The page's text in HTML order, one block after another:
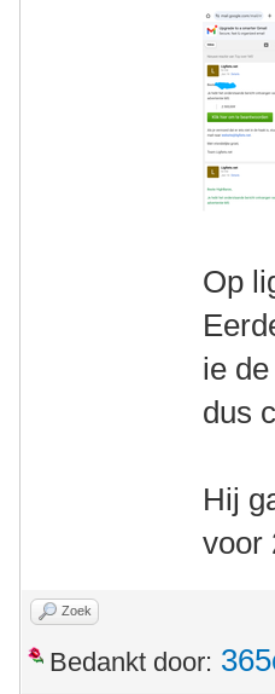
Op
ie
dus
Hij
voor
Zoek
Bedankt door: